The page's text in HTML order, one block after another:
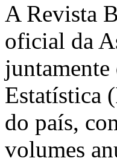
A Revista
oficial da
Estatística
do país,
volumes